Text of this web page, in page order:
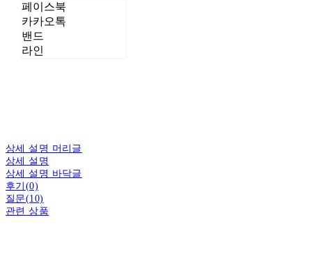
페이스북
카카오톡
밴드
라인
상세 설명 머리글
상세 설명
상세 설명 바닥글
후기(0)
질문(10)
관련 상품